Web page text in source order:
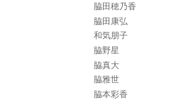
脇田穂乃香
脇田康弘
和気朋子
脇野星
脇真大
脇雅世
脇本彩香